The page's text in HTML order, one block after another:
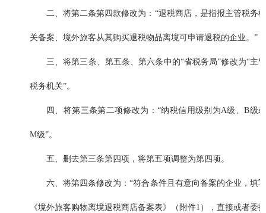
二、将第二条第四款修改为：“退税商店，是指报主管税务机
关备案、境外旅客从其购买退税物品离境可申请退税的企业。”
三、将第三条、第五条、第六条中的“省税务局”修改为“主管
税务机关”。
四、将第三条第二项修改为：“纳税信用级别为A级、B级或
M级”。
五、删去第三条第四项，将第五项调整为第四项。
六、将第四条修改为：“符合条件且有意向备案的企业，填写
《境外旅客购物离境退税商店备案表》（附件1），直接或者委托